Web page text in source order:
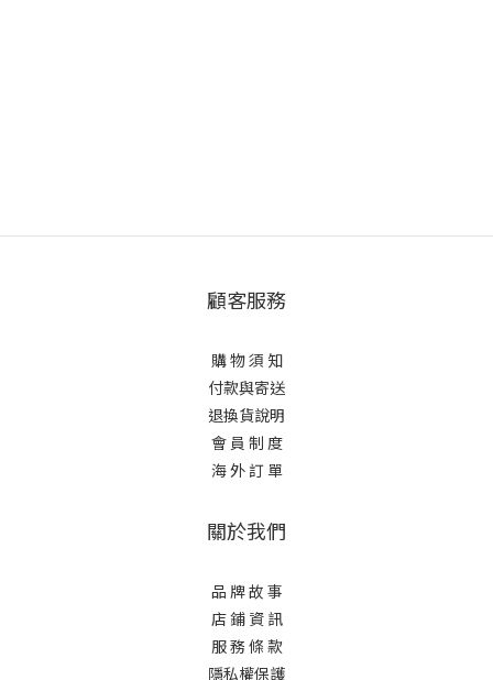
顧客服務
購 物 須 知
付款與寄送
退換貨說明
會 員 制 度
海 外 訂 單
關於我們
品 牌 故 事
店 鋪 資 訊
服 務 條 款
隱私權保護